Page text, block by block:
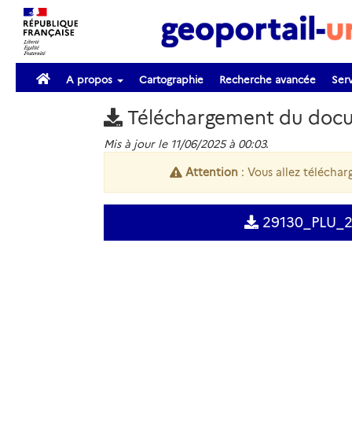
A propos Cartographie Recherche avancée
Téléchargement du
Mis à jour le 11/06/2025 à 00:03.
Attention : Vous allez